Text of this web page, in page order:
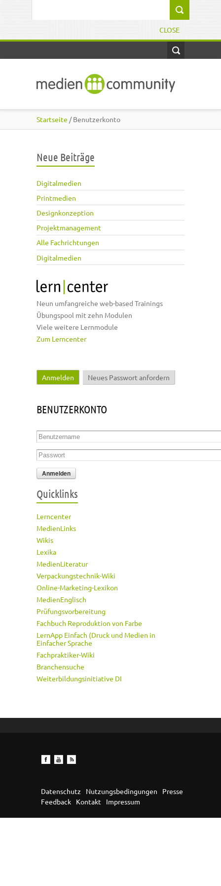
CLOSE
Startseite / Benutzerkonto
Neue Beiträge
Digitalmedien
Printmedien
Designkonzeption
Projektmanagement
Alle Fachrichtungen
Digitalmedien
Neun umfangreiche web-based Trainings
Übungspool mit zehn Modulen
Viele weitere Lernmodule
Zum Lerncenter
Haupt-Reiter
Anmelden (aktiver Reiter)
Neues Passwort anfordern
BENUTZERKONTO
Benutzername
Passwort
Quicklinks
Lerncenter
MedienLinks
Wikis
Lexika
MedienLiteratur
Verpackungstechnik-Wiki
Online-Marketing-Lexikon
MedienEnglisch
Prüfungsvorbereitung
Fachbuch Reproduktion von Farbe
LernApp Einfach (Druck und Medien in
Einfacher Sprache
Fachpraktiker-Wiki
Branchensuche
Weiterbildungsinitiative DI
Datenschutz Nutzungsbedingungen
Presse
Feedback
Kontakt Impressum